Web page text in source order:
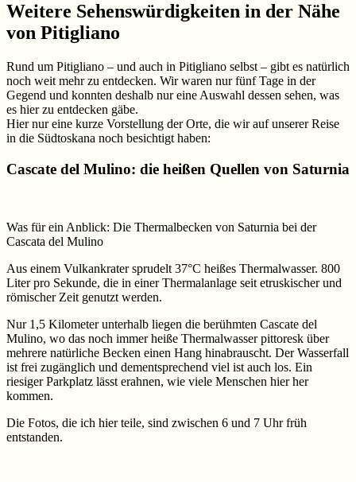
Weitere Sehenswürdigkeiten in der Nähe
von Pitigliano
Rund um Pitigliano – und auch in Pitigliano selbst – gibt es natürlich
noch weit mehr zu entdecken. Wir waren nur fünf Tage in der
Gegend und konnten deshalb nur eine Auswahl dessen sehen, was
es hier zu entdecken gäbe.
Hier nur eine kurze Vorstellung der Orte, die wir auf unserer Reise
in die Südtoskana noch besichtigt haben:
Cascate del Mulino: die heißen Quellen von Saturnia
Was für ein Anblick: Die Thermalbecken von Saturnia bei der
Cascata del Mulino
Aus einem Vulkankrater sprudelt 37°C heißes Thermalwasser. 800
Liter pro Sekunde, die in einer Thermalanlage seit etruskischer und
römischer Zeit genutzt werden.
Nur 1,5 Kilometer unterhalb liegen die berühmten Cascate del
Mulino, wo das noch immer heiße Thermalwasser pittoresk über
mehrere natürliche Becken einen Hang hinabrauscht. Der Wasserfall
ist frei zugänglich und dementsprechend viel ist auch los. Ein
riesiger Parkplatz lässt erahnen, wie viele Menschen hier her
kommen.
Die Fotos, die ich hier teile, sind zwischen 6 und 7 Uhr früh
entstanden.